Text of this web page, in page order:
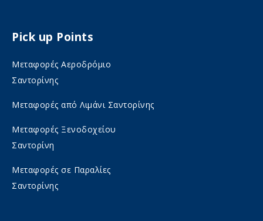
o
o
k
n
s
o
c
i
g
a
o
n
s
o
c
Pick up Points
Μεταφορές Αεροδρόμιο
Σαντορίνης
Μεταφορές από Λιμάνι Σαντορίνης
Μεταφορές Ξενοδοχείου
Σαντορίνη
Μεταφορές σε Παραλίες
Σαντορίνης